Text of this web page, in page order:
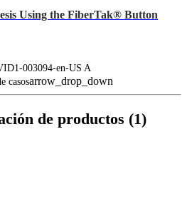
Using the FiberTak® Button
003094-en-US A
casosarrow_drop_down
de productos (1)